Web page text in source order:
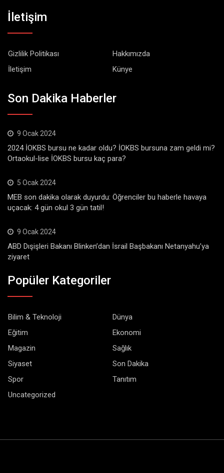
İletişim
Gizlilik Politikası
Hakkımızda
İletişim
Künye
Son Dakika Haberler
9 Ocak 2024
2024 İOKBS bursu ne kadar oldu? İOKBS bursuna zam geldi mi?
Ortaokul-lise İOKBS bursu kaç para?
5 Ocak 2024
MEB son dakika olarak duyurdu: Öğrenciler bu haberle havaya
uçacak: 4 gün okul 3 gün tatil!
9 Ocak 2024
ABD Dışişleri Bakanı Blinken’dan İsrail Başbakanı Netanyahu’ya
ziyaret
Popüler Kategoriler
Bilim & Teknoloji
Dünya
Eğitim
Ekonomi
Magazin
Sağlık
Siyaset
Son Dakika
Spor
Tanıtım
Uncategorized